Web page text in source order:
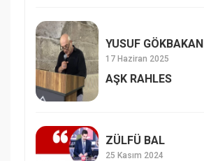
YUSUF GÖKBAKAN
17 Haziran 2025
AŞK RAHLES
ZÜLFÜ BAL
25 Kasım 2024